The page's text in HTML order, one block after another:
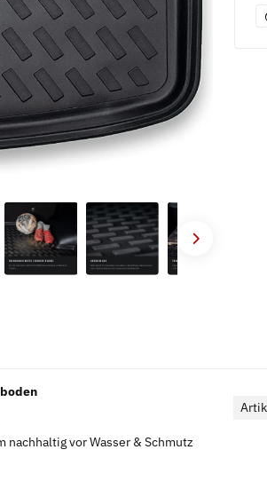
nachhaltig vor Wasser & Schmutz